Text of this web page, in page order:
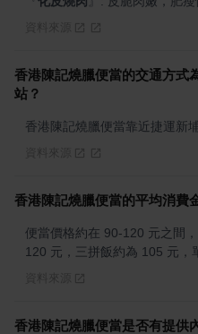
香港陳記燒臘便當的交通方式
站？
香港陳記燒臘便當靠近捷運新
香港陳記燒臘便當的平均消費
便當價格約在 90-120 元之間
120 元，三拼飯約為 105 元，
香港陳記燒臘便當是否有提供